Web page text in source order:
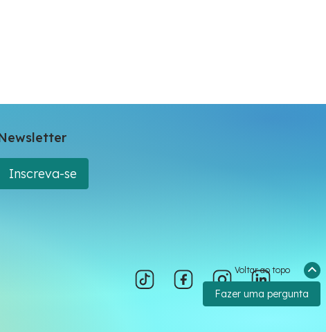
Fazer uma pergunta
Voltar ao topo
Inscreva-se